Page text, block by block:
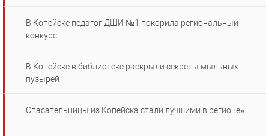
В Копейске педагог ДШИ №1 покорила региональный
конкурс
В Копейске в библиотеке раскрыли секреты мыльных
пузырей
Спасательницы из Копейска стали лучшими в регионе»